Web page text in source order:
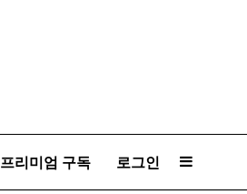
프리미엄 구독 로그인 Sidebar